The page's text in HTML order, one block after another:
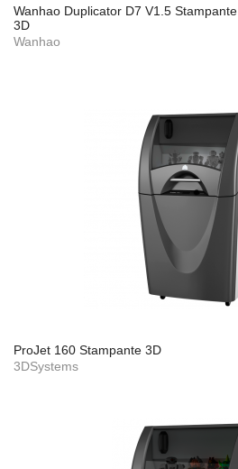
Wanhao Duplicator D7 V1.5 Stampante
3D
Wanhao
ProJet 160 Stampante 3D
3DSystems